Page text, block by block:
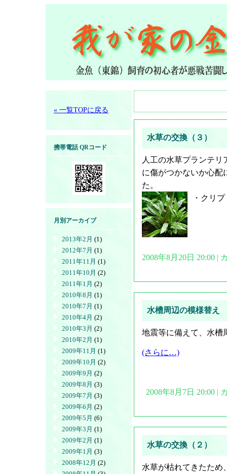
« 一覧TOPに戻る
携帯電話 QRコード
月別アーカイブ
2013年2月 (1)
2012年7月 (1)
2011年11月 (1)
2011年10月 (2)
2011年1月 (2)
2010年8月 (1)
2010年7月 (1)
2010年4月 (2)
2010年3月 (2)
2010年2月 (1)
2009年11月 (1)
2009年10月 (2)
2009年9月 (2)
2009年8月 (3)
2009年7月 (3)
2009年6月 (2)
2009年5月 (6)
2009年3月 (1)
2009年2月 (1)
2009年1月 (3)
2008年12月 (2)
水草の交換（３）
人工の水草プランテ
に傷がつかないか心配
た。
・クリ
2008年8月20日 20:00 |
水槽周辺の模様替え
地震等に備えて、水槽
(さらに…)
2008年8月7日 20:00 |
水草の交換（２）
水草が枯れてきたため